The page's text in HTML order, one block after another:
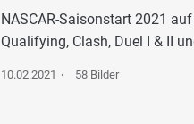
NASCAR-Saisonstart 2021
Qualifying, Clash, Duel I & II
10.02.2021 58 Bilder